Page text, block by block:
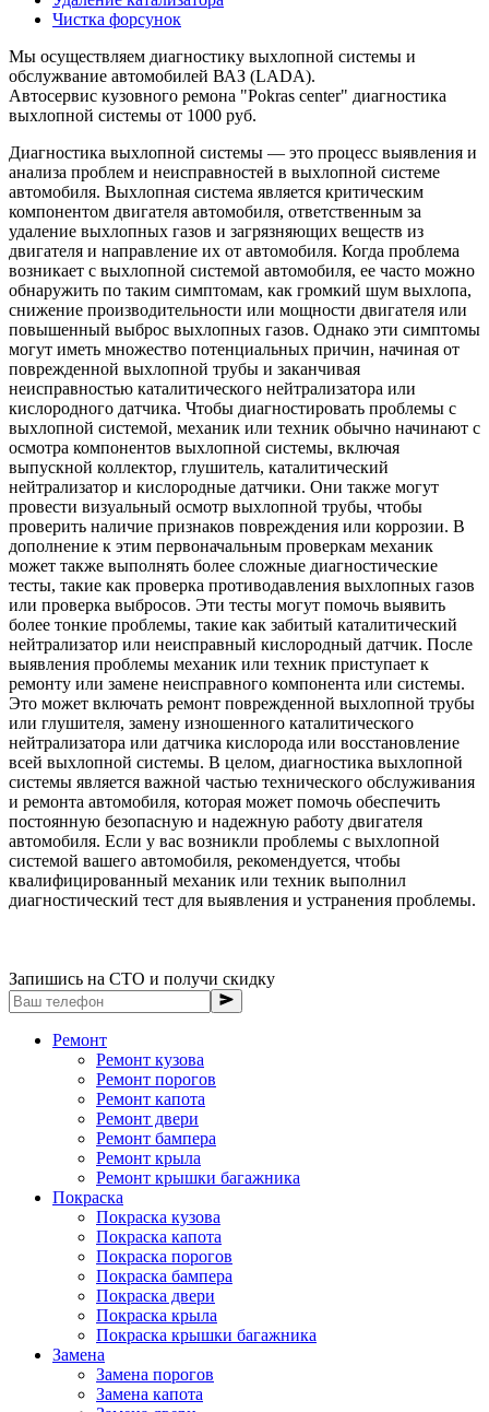
Чистка форсунок
Мы осуществляем диагностику выхлопной системы и
обслужвание автомобилей ВАЗ (LADA).
Автосервис кузовного ремона "Pokras center" диагностика
выхлопной системы от 1000 руб.
Диагностика выхлопной системы — это процесс выявления и
анализа проблем и неисправностей в выхлопной системе
автомобиля. Выхлопная система является критическим
компонентом двигателя автомобиля, ответственным за
удаление выхлопных газов и загрязняющих веществ из
двигателя и направление их от автомобиля. Когда проблема
возникает с выхлопной системой автомобиля, ее часто можно
обнаружить по таким симптомам, как громкий шум выхлопа,
снижение производительности или мощности двигателя или
повышенный выброс выхлопных газов. Однако эти симптомы
могут иметь множество потенциальных причин, начиная от
поврежденной выхлопной трубы и заканчивая
неисправностью каталитического нейтрализатора или
кислородного датчика. Чтобы диагностировать проблемы с
выхлопной системой, механик или техник обычно начинают с
осмотра компонентов выхлопной системы, включая
выпускной коллектор, глушитель, каталитический
нейтрализатор и кислородные датчики. Они также могут
провести визуальный осмотр выхлопной трубы, чтобы
проверить наличие признаков повреждения или коррозии. В
дополнение к этим первоначальным проверкам механик
может также выполнять более сложные диагностические
тесты, такие как проверка противодавления выхлопных газов
или проверка выбросов. Эти тесты могут помочь выявить
более тонкие проблемы, такие как забитый каталитический
нейтрализатор или неисправный кислородный датчик. После
выявления проблемы механик или техник приступает к
ремонту или замене неисправного компонента или системы.
Это может включать ремонт поврежденной выхлопной трубы
или глушителя, замену изношенного каталитического
нейтрализатора или датчика кислорода или восстановление
всей выхлопной системы. В целом, диагностика выхлопной
системы является важной частью технического обслуживания
и ремонта автомобиля, которая может помочь обеспечить
постоянную безопасную и надежную работу двигателя
автомобиля. Если у вас возникли проблемы с выхлопной
системой вашего автомобиля, рекомендуется, чтобы
квалифицированный механик или техник выполнил
диагностический тест для выявления и устранения проблемы.
Запишись на СТО и получи скидку
Ремонт
Ремонт кузова
Ремонт порогов
Ремонт капота
Ремонт двери
Ремонт бампера
Ремонт крыла
Ремонт крышки багажника
Покраска
Покраска кузова
Покраска капота
Покраска порогов
Покраска бампера
Покраска двери
Покраска крыла
Покраска крышки багажника
Замена
Замена порогов
Замена капота